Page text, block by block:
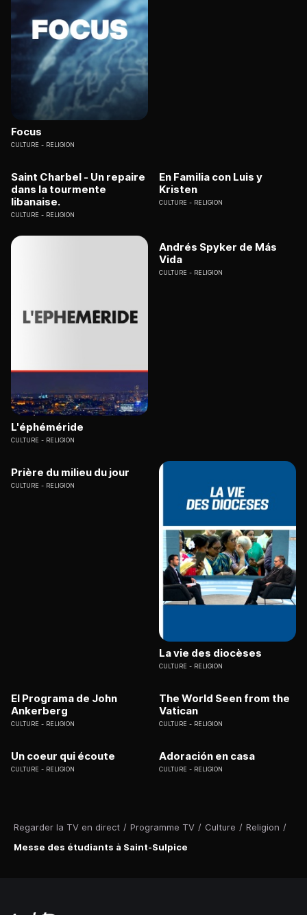
Regarder la TV en direct / Programme TV / Culture / Religion /
Messe des étudiants à Saint-Sulpice
Focus
CULTURE RELIGION
Saint Charbel - Un repaire
dans la tourmente
libanaise.
CULTURE RELIGION
En Familia con Luis y
Kristen
CULTURE RELIGION
L'éphéméride
CULTURE RELIGION
Andrés Spyker de Más
Vida
CULTURE RELIGION
Prière du milieu du jour
CULTURE RELIGION
La vie des diocèses
CULTURE RELIGION
El Programa de John
Ankerberg
CULTURE RELIGION
The World Seen from the
Vatican
CULTURE RELIGION
Un coeur qui écoute
CULTURE RELIGION
Adoración en casa
CULTURE RELIGION